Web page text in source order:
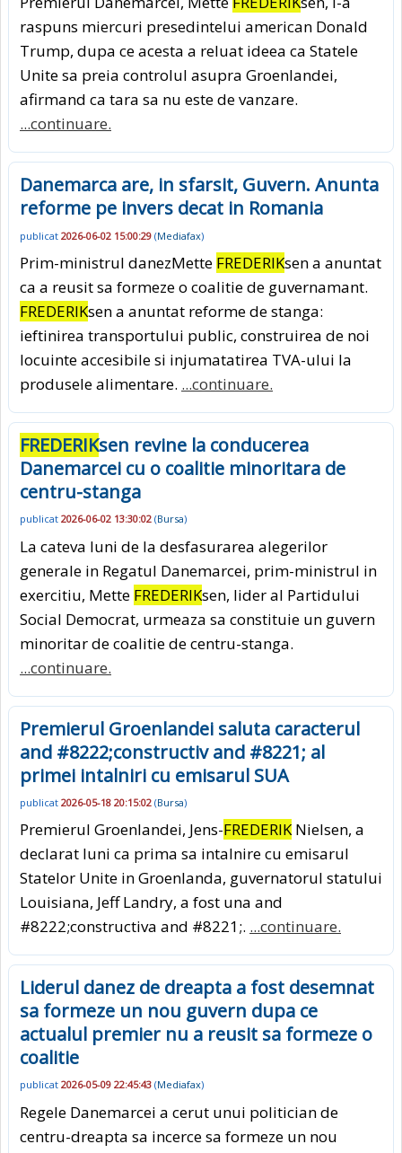
raspuns miercuri presedintelui american Donald
Trump, dupa ce acesta a reluat ideea ca Statele
Unite sa preia controlul asupra Groenlandei,
afirmand ca tara sa nu este de vanzare.
...continuare.
Danemarca are, in sfarsit, Guvern. Anunta
reforme pe invers decat in Romania
publicat 2026-06-02 15:00:29 (Mediafax)
Prim-ministrul danezMette FREDERIKsen a anuntat
ca a reusit sa formeze o coalitie de guvernamant.
FREDERIKsen a anuntat reforme de stanga:
ieftinirea transportului public, construirea de noi
locuinte accesibile si injumatatirea TVA-ului la
produsele alimentare. ...continuare.
FREDERIKsen revine la conducerea
Danemarcei cu o coalitie minoritara de
centru-stanga
publicat 2026-06-02 13:30:02 (Bursa)
La cateva luni de la desfasurarea alegerilor
generale in Regatul Danemarcei, prim-ministrul in
exercitiu, Mette FREDERIKsen, lider al Partidului
Social Democrat, urmeaza sa constituie un guvern
minoritar de coalitie de centru-stanga.
...continuare.
Premierul Groenlandei saluta caracterul
and #8222;constructiv and #8221; al
primei intalniri cu emisarul SUA
publicat 2026-05-18 20:15:02 (Bursa)
Premierul Groenlandei, Jens-FREDERIKNielsen, a
declarat luni ca prima sa intalnire cu emisarul
Statelor Unite in Groenlanda, guvernatorul statului
Louisiana, Jeff Landry, a fost una and
#8222;constructiva and #8221;. ...continuare.
Liderul danez de dreapta a fost desemnat
sa formeze un nou guvern dupa ce
actualul premier nu a reusit sa formeze o
coalitie
publicat 2026-05-09 22:45:43 (Mediafax)
Regele Danemarcei a cerut unui politician de
centru-dreapta sa incerce sa formeze un nou